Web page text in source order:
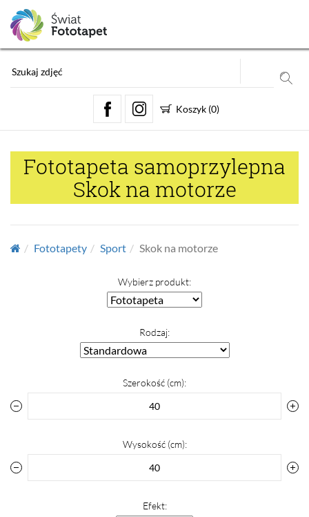
Koszyk (0)
Fototapeta samoprzylepna
Skok na motorze
Fototapety Sport Skok na motorze
Wybierz produkt:
Rodzaj:
Szerokość (cm):
Wysokość (cm):
Efekt: